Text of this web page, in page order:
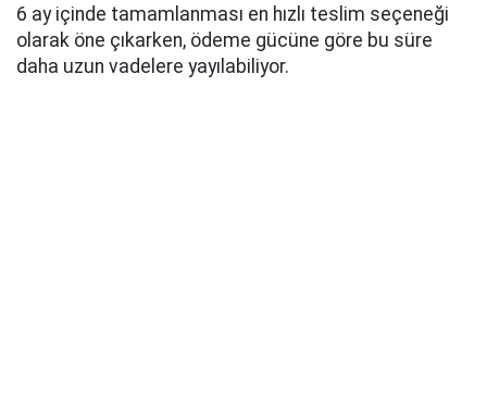
6 ay içinde tamamlanması en hızlı teslim seçeneği
olarak öne çıkarken, ödeme gücüne göre bu süre
daha uzun vadelere yayılabiliyor.